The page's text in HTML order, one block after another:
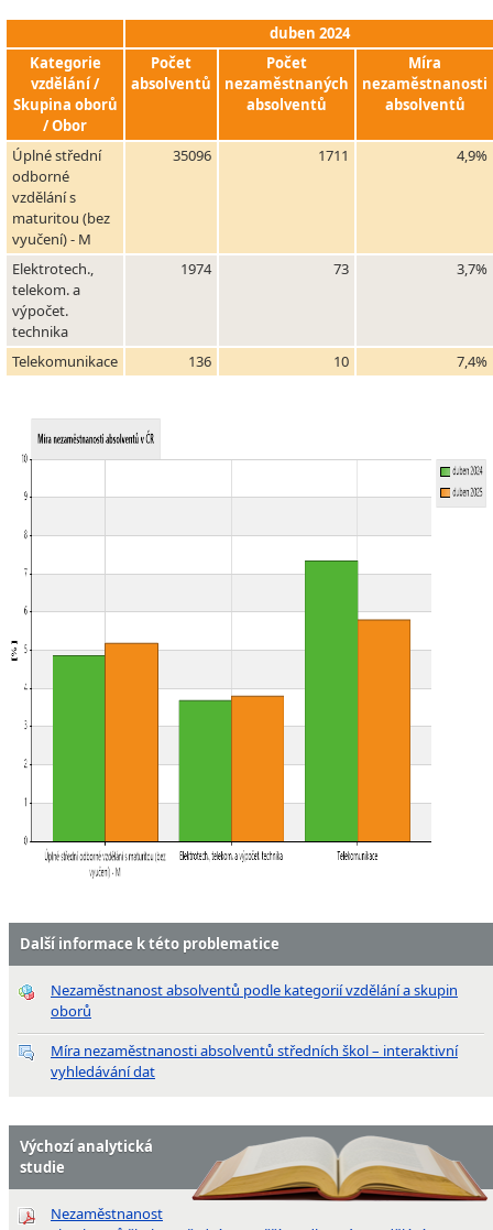
duben 2024
Kategorie
vzdělání /
Skupina oborů
/ Obor
Počet
absolventů
Počet
nezaměstnaných
absolventů
Míra
nezaměstnanosti
absolventů
Úplné střední
odborné
vzdělání s
maturitou (bez
vyučení) - M
35096 1711 4,9%
Elektrotech.,
telekom. a
výpočet.
technika
1974 73 3,7%
Telekomunikace 136 10 7,4%
Další informace k této problematice
Nezaměstnanost absolventů podle kategorií vzdělání a skupin
oborů
Míra nezaměstnanosti absolventů středních škol – interaktivní
vyhledávání dat
Výchozí analytická
studie
Nezaměstnanost